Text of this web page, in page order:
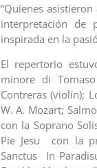
“Quienes
interpretación de
inspirada en la
El repertorio
minore di
Contreras (violín);
W. A. Mozart;
con la Soprano
Pie Jesu con la
Sanctus In